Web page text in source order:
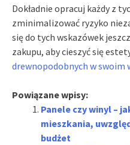
Dokładnie opracuj każdy z
zminimalizować ryzyko
się do tych wskazówek
zakupu, aby cieszyć się
drewnopodobnych w swoim
Powiązane wpisy:
Panele czy winyl –
mieszkania,
budżet